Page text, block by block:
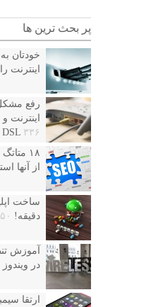
پر بحث ترین ها
خودتان
اینترنت
رفع
DSL ۳۳۶ دیدگاه
۱۸
از آنها
دقیقه! ۲۵۰
آموزش
در ویندوز
ارتقا